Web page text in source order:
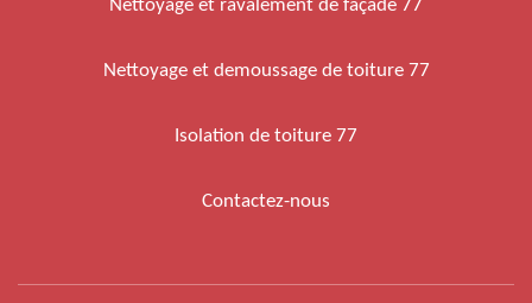
Nettoyage et ravalement de façade 77
Nettoyage et demoussage de toiture 77
Isolation de toiture 77
Contactez-nous